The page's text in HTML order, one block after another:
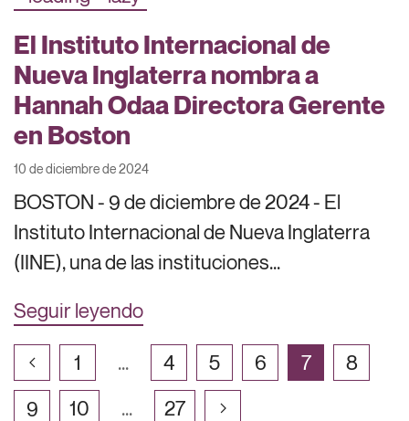
El Instituto Internacional de
Nueva Inglaterra nombra a
Hannah Odaa Directora Gerente
en Boston
10 de diciembre de 2024
BOSTON - 9 de diciembre de 2024 - El
Instituto Internacional de Nueva Inglaterra
(IINE), una de las instituciones...
Seguir leyendo
1 ... 4 5 6 7
8
9
10 ... 27